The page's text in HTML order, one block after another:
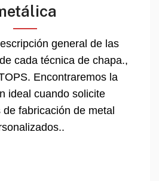
general de las
cada técnica de chapa.,
Encontraremos la
ideal cuando solicite
fabricación de metal